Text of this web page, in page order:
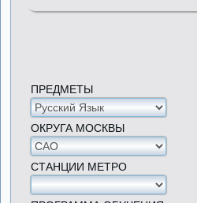
ПРЕДМЕТЫ
ОКРУГА МОСКВЫ
СТАНЦИИ МЕТРО